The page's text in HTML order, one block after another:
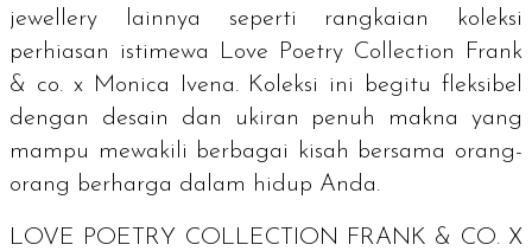
jewellery lainnya seperti rangkaian koleksi
perhiasan istimewa Love Poetry Collection Frank
& co. x Monica Ivena. Koleksi ini begitu fleksibel
dengan desain dan ukiran penuh makna yang
mampu mewakili berbagai kisah bersama orang-
orang berharga dalam hidup Anda.
LOVE POETRY COLLECTION FRANK & CO. X